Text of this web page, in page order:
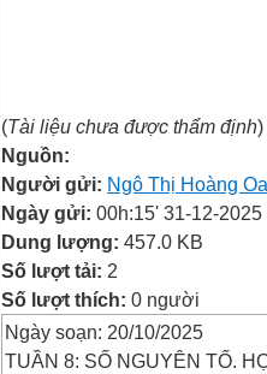
(Tài liệu chưa được thẩm định)
Nguồn:
Người gửi: Ngô Thị Hoàng
Ngày gửi: 00h:15' 31-12-2025
Dung lượng: 457.0 KB
Số lượt tải: 2
Số lượt thích: 0 người
Ngày soạn: 20/10/2025
TUẦN 8: SỐ NGUYÊN TỐ.